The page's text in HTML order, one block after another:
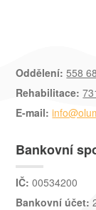
Oddělení: 558
Rehabilitace:
E-mail:
Bankovní
IČ: 00534200
Bankovní účet: